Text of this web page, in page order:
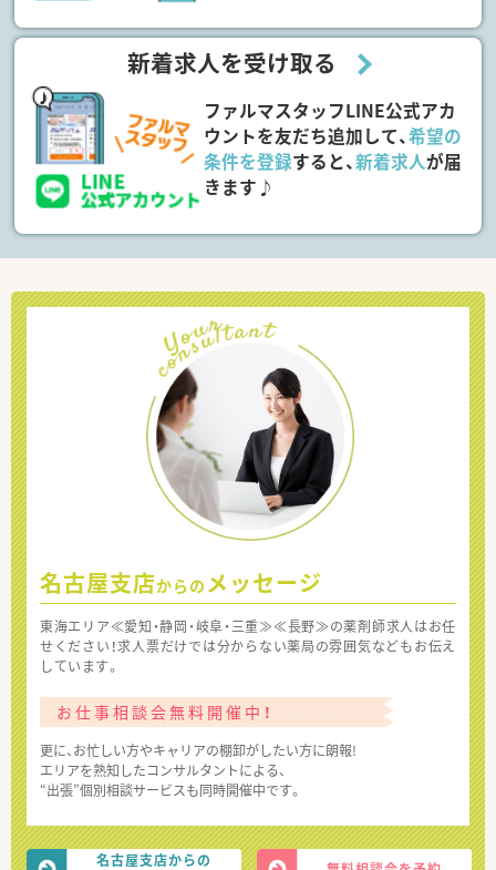
新着求人を受け取る
ファルマスタッフLINE公式アカ
ウントを友だち追加して、希望の
条件を登録すると、新着求人が届
きます♪
名古屋支店からの メッセージ
東海エリア≪愛知・静岡・岐阜・三重≫≪長野≫の薬剤師求人はお任
せください！求人票だけでは分からない薬局の雰囲気などもお伝え
しています。
お仕事相談会無料開催中！
更に、お忙しい方やキャリアの棚卸がしたい方に朗報!
エリアを熟知したコンサルタントによる、
“出張”個別相談サービスも同時開催中です。
名古屋支店からの